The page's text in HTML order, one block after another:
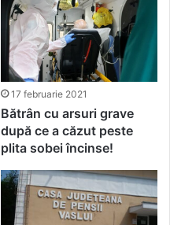
17 februarie 2021
Bătrân cu arsuri grave
după ce a căzut peste
plita sobei încinse!